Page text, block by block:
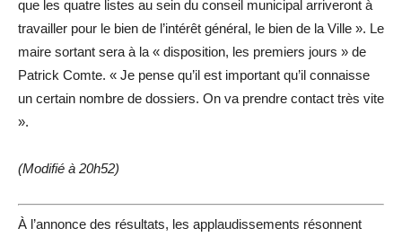
que les quatre listes au sein du conseil municipal arriveront à
travailler pour le bien de l’intérêt général, le bien de la Ville ». Le
maire sortant sera à la « disposition, les premiers jours » de
Patrick Comte. « Je pense qu’il est important qu’il connaisse
un certain nombre de dossiers. On va prendre contact très vite
».
(Modifié à 20h52)
À l’annonce des résultats, les applaudissements résonnent